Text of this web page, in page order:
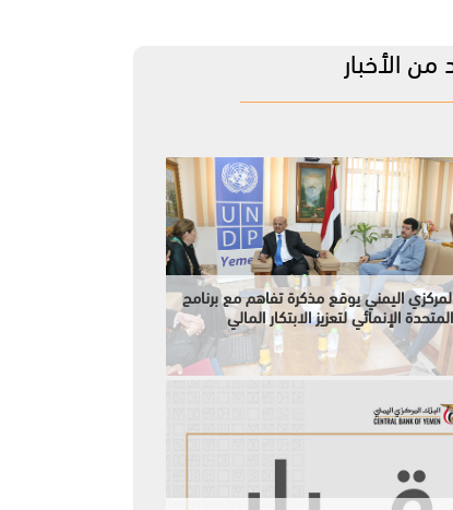
من الأخبار
اليمني يوقع مذكرة تفاهم مع برنامج
الإنمائي لتعزيز الابتكار المالي